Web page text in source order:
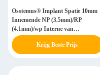
Osstemus® Implant Spatie 10mm
Innemende NP (3.5mm)/RP
(4.1mm)/wp Interne van
Titaniumpremill (5.1mm)
Krijg Beste Prijs